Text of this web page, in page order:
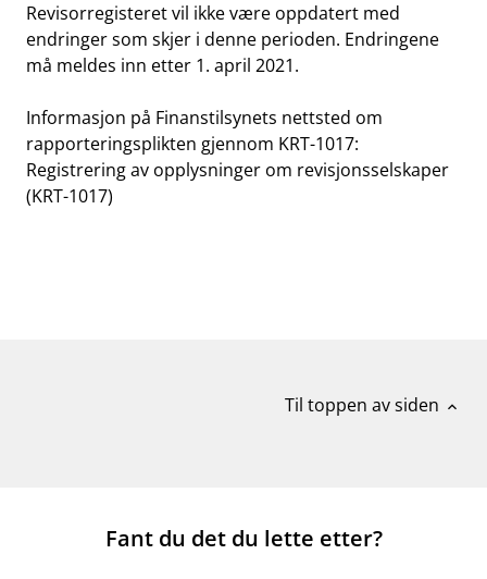
Revisorregisteret vil ikke være oppdatert med
endringer som skjer i denne perioden. Endringene
må meldes inn etter 1. april 2021.
Informasjon på Finanstilsynets nettsted om
rapporteringsplikten gjennom KRT-1017:
Registrering av opplysninger om revisjonsselskaper
(KRT-1017)
Til toppen av siden expand_less
Fant du det du lette etter?